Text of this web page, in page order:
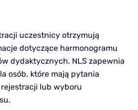
uczestnicy otrzymują
dotyczące harmonogramu
dydaktycznych. NLS zapewnia
osób, które mają pytania
lub wyboru